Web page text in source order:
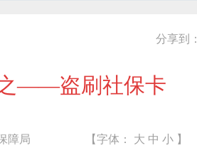
分享到：
之——盗刷社保卡
障局 【字体： 大 中 小 】